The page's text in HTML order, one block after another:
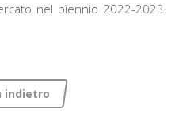
nel biennio 2022-2023.